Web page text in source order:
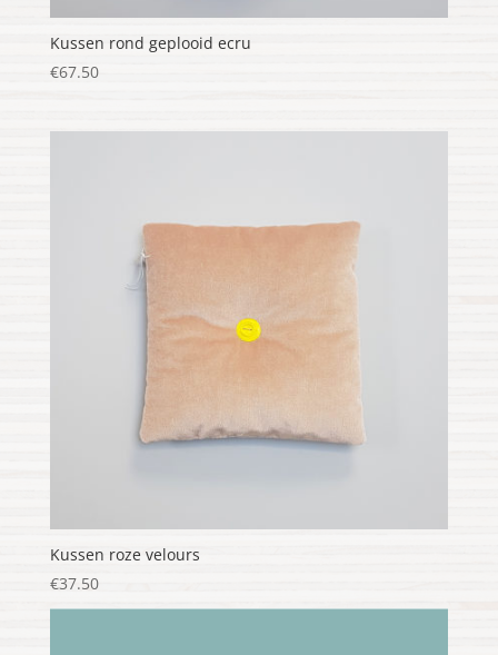
Kussen rond geplooid ecru
€67.50
Kussen roze velours
€37.50